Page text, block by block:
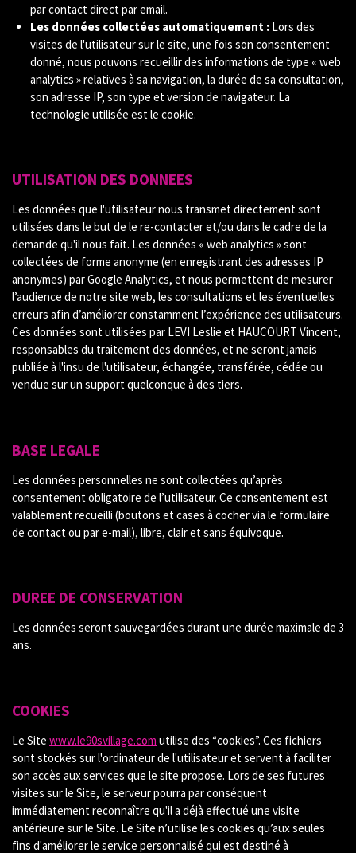
par contact direct par email.
Les données collectées automatiquement : Lors des
visites de l'utilisateur sur le site, une fois son consentement
donné, nous pouvons recueillir des informations de type « web
analytics » relatives à sa navigation, la durée de sa consultation,
son adresse IP, son type et version de navigateur. La
technologie utilisée est le cookie.
UTILISATION DES DONNEES
Les données que l'utilisateur nous transmet directement sont
utilisées dans le but de le re-contacter et/ou dans le cadre de la
demande qu'il nous fait. Les données « web analytics » sont
collectées de forme anonyme (en enregistrant des adresses IP
anonymes) par Google Analytics, et nous permettent de mesurer
l’audience de notre site web, les consultations et les éventuelles
erreurs afin d’améliorer constamment l’expérience des utilisateurs.
Ces données sont utilisées par LEVI Leslie et HAUCOURT Vincent,
responsables du traitement des données, et ne seront jamais
publiée à l'insu de l'utilisateur, échangée, transférée, cédée ou
vendue sur un support quelconque à des tiers.
BASE LEGALE
Les données personnelles ne sont collectées qu’après
consentement obligatoire de l’utilisateur. Ce consentement est
valablement recueilli (boutons et cases à cocher via le formulaire
de contact ou par e-mail), libre, clair et sans équivoque.
DUREE DE CONSERVATION
Les données seront sauvegardées durant une durée maximale de 3
ans.
COOKIES
Le Site www.le90svillage.com utilise des “cookies”. Ces fichiers
sont stockés sur l'ordinateur de l'utilisateur et servent à faciliter
son accès aux services que le site propose. Lors de ses futures
visites sur le Site, le serveur pourra par conséquent
immédiatement reconnaître qu'il a déjà effectué une visite
antérieure sur le Site. Le Site n’utilise les cookies qu’aux seules
fins d'améliorer le service personnalisé qui est destiné à